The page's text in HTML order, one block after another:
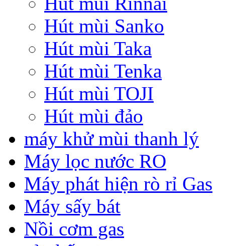
Hút mùi Sanko
Hút mùi Taka
Hút mùi Tenka
Hút mùi TOJI
Hút mùi đảo
máy khử mùi thanh lý
Máy lọc nước RO
Máy phát hiện rò rỉ Gas
Máy sấy bát
Nồi cơm gas